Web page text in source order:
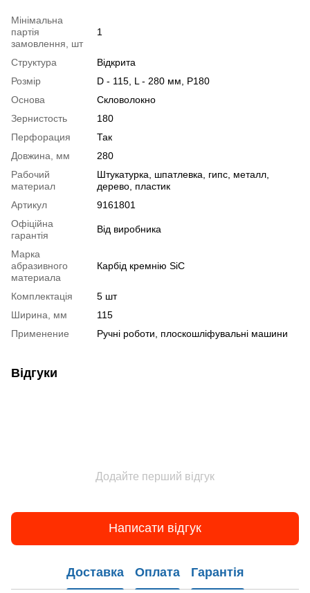
Мінімальна
партія
замовлення, шт
1
Структура
Відкрита
Розмір
D - 115, L - 280 мм, P180
Основа
Скловолокно
Зернистость
180
Перфорация
Так
Довжина, мм
280
Рабочий
материал
Штукатурка, шпатлевка, гипс, металл,
дерево, пластик
Артикул
9161801
Офіційна
гарантія
Від виробника
Марка
абразивного
материала
Карбід кремнію SiC
Комплектація
5 шт
Ширина, мм
115
Применение
Ручні роботи, плоскошліфувальні машини
Відгуки
Додайте перший відгук
Написати відгук
Доставка Оплата Гарантія